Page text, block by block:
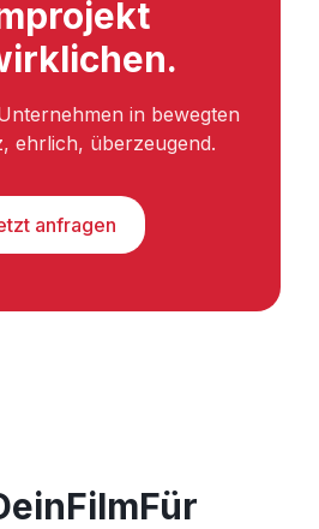
in bewegten
ehrlich, überzeugend.
anfragen